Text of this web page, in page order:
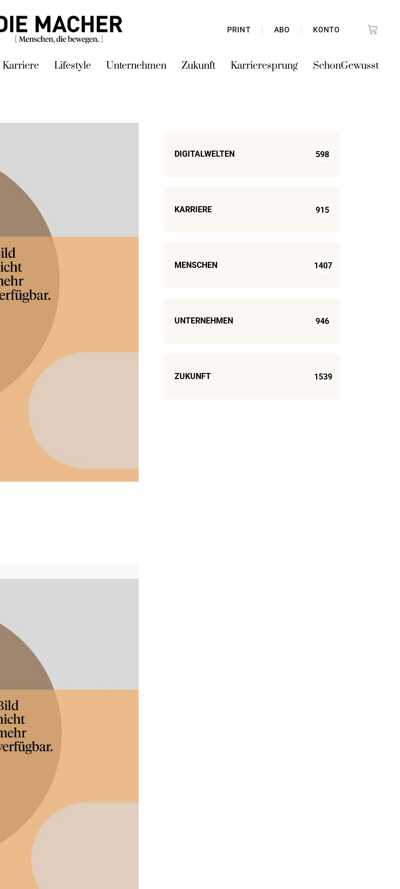
PRINT ABO KONTO
Karriere Lifestyle Unternehmen Zukunft Karrieresprung SchonGewusst
DIGITALWELTEN 598
KARRIERE 915
MENSCHEN 1407
UNTERNEHMEN 946
ZUKUNFT 1539